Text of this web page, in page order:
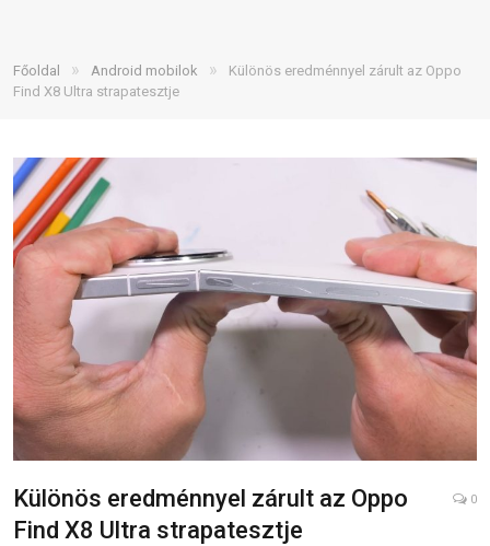
Főoldal » Android mobilok »
Különös eredménnyel zárult az Oppo
Find X8 Ultra strapatesztje
Különös eredménnyel zárult az Oppo
Find X8 Ultra strapatesztje
0